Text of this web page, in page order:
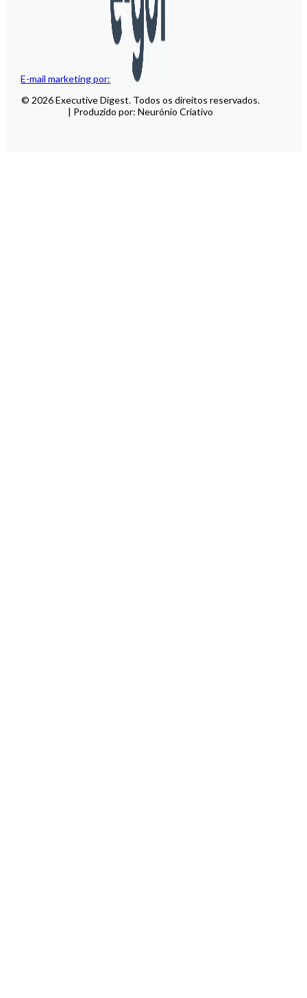
E-mail marketing por:
© 2026 Executive Digest. Todos os direitos reservados.
| Produzido por: Neurónio Criativo